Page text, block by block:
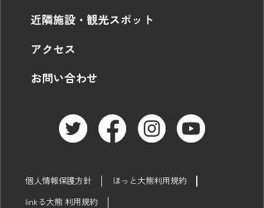
近隣施設・観光スポット
アクセス
お問い合わせ
個人情報保護方針
ほっと大熊利用規約
linkる大熊 利用規約